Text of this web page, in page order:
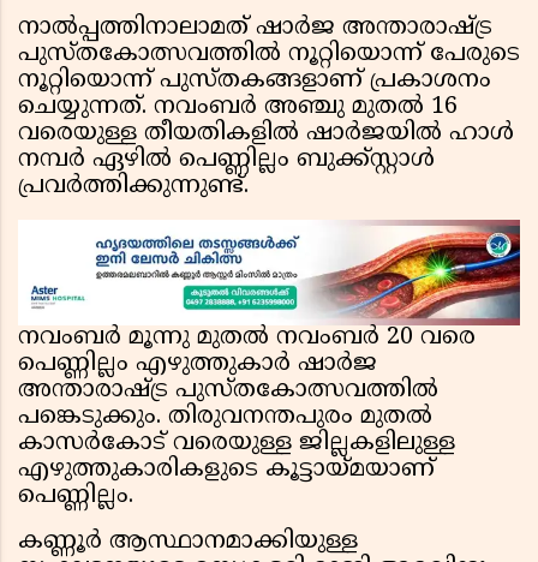
നാൽപ്പത്തിനാലാമത് ഷാർജ അന്താരാഷ്ട്ര
പുസ്തകോത്സവത്തിൽ നൂറ്റിയൊന്ന് പേരുടെ
നൂറ്റിയൊന്ന് പുസ്തകങ്ങളാണ് പ്രകാശനം
ചെയ്യുന്നത്. നവംബർ അഞ്ചു മുതൽ 16
വരെയുള്ള തീയതികളിൽ ഷാർജയിൽ ഹാൾ
നമ്പർ ഏഴിൽ പെണ്ണില്ലം ബുക്ക്‌സ്റ്റാൾ
പ്രവർത്തിക്കുന്നുണ്ട്.
നവംബർ മൂന്നു മുതൽ നവംബർ 20 വരെ
പെണ്ണില്ലം എഴുത്തുകാർ ഷാർജ
അന്താരാഷ്ട്ര പുസ്തകോത്സവത്തിൽ
പങ്കെടുക്കും. തിരുവനന്തപുരം മുതൽ
കാസർകോട് വരെയുള്ള ജില്ലകളിലുള്ള
എഴുത്തുകാരികളുടെ കൂട്ടായ്മയാണ്
പെണ്ണില്ലം.
കണ്ണൂർ ആസ്ഥാനമാക്കിയുള്ള